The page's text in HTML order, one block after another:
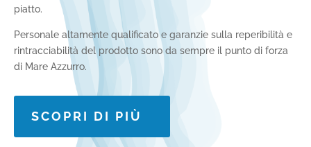
piatto.
Personale altamente qualificato e garanzie sulla reperibilità e
rintracciabilità del prodotto sono da sempre il punto di forza
di Mare Azzurro.
SCOPRI DI PIÙ